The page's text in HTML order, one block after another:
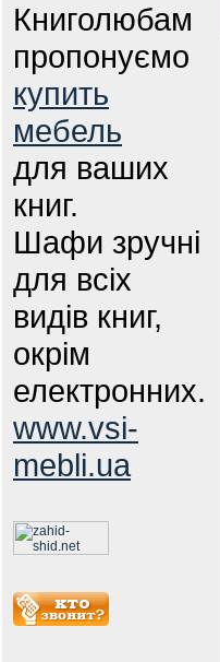
Книголюбам
пропонуємо
купить
мебель
для ваших
книг.
Шафи зручні
для всіх
видів книг,
окрім
електронних.
www.vsi-
mebli.ua